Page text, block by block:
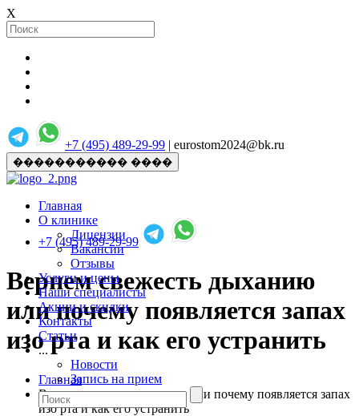
X
+7 (495) 489-29-99 | eurostom2024@bk.ru
����������� ����
Главная
О клинике
Лицензии
Вакансии
Отзывы
Услуги и цены
Наши специалисты
Акции и скидки
Контакты
Статьи
...
Новости
Запись на прием
+7 (495) 489-29-99
Вернем свежесть дыханию
или почему появляется запах
изо рта и как его устранить
Главная
Вернем свежесть дыханию или почему появляется запах
изо рта и как его устранить